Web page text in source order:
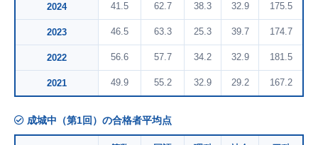
2024 41.5 62.7 38.3 32.9 175.5
2023 46.5 63.3 25.3 39.7 174.7
2022 56.6 57.7 34.2 32.9 181.5
2021 49.9 55.2 32.9 29.2 167.2
成城中（第1回）の合格者平均点